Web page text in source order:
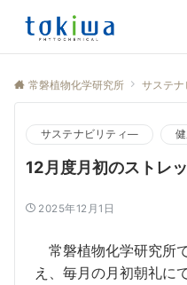
常磐植物化学研究所 サステ
サステナビリティ―
12月度月初のストレ
2025年12月1日
常磐植物化学研究所
え、毎月の月初朝礼に